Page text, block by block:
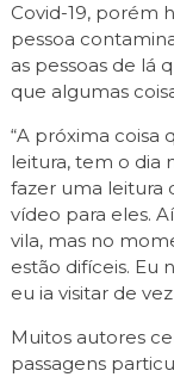
Covid-19, porém
pessoa
as pessoas de lá
que algumas
“A próxima coisa
leitura, tem o dia
fazer uma leitura
vídeo para eles.
vila, mas no
estão difíceis. Eu
eu ia visitar de
Muitos autores
passagens